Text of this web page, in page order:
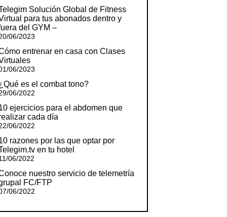
Solución Global de Fitness
para tus abonados dentro y
del GYM –
06/2023
entrenar en casa con Clases
06/2023
es el combat tono?
06/2022
ejercicios para el abdomen que
cada día
06/2022
razones por las que optar por
en tu hotel
06/2022
nuestro servicio de telemetría
FC/FTP
06/2022